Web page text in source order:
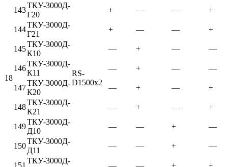
18
RS-
D1500x2
143
ТКУ-3000Д-
Г20
+ — — +
144
ТКУ-3000Д-
Г21
+ — — +
145
ТКУ-3000Д-
К10
— + — —
146
ТКУ-3000Д-
К11
— + — —
147
ТКУ-3000Д-
К20
— + — +
148
ТКУ-3000Д-
К21
— + — +
149
ТКУ-3000Д-
Д10
— — + —
150
ТКУ-3000Д-
Д11
— — + —
151
ТКУ-3000Д-
— — + +